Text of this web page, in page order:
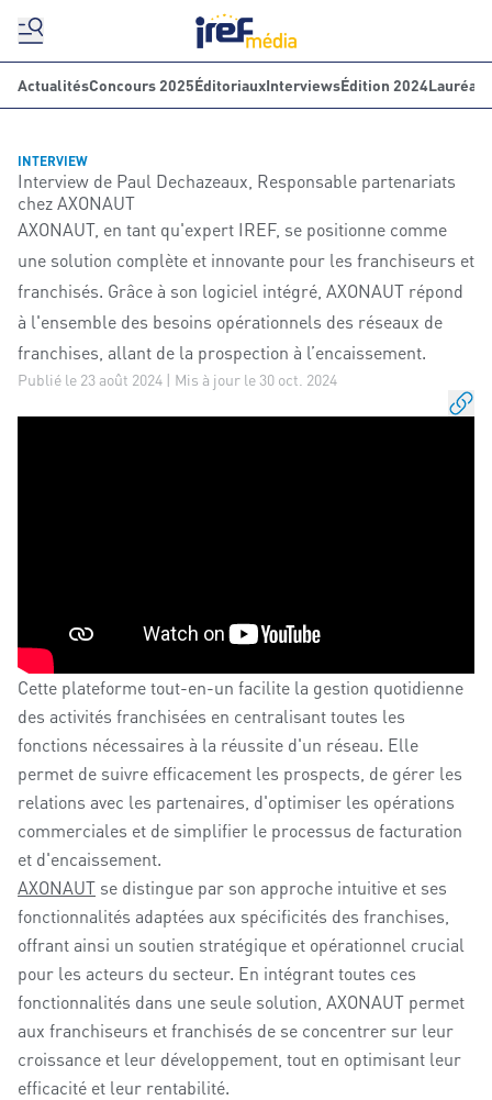
ActualitésConcours 2025ÉditoriauxInterviewsÉdition 2024
INTERVIEW
Interview de Paul Dechazeaux, Responsable partenariats
chez AXONAUT
AXONAUT, en tant qu'expert IREF, se positionne comme
une solution complète et innovante pour les franchiseurs et
franchisés. Grâce à son logiciel intégré, AXONAUT répond
à l'ensemble des besoins opérationnels des réseaux de
franchises, allant de la prospection à l’encaissement.
Publié le 23 août 2024 | Mis à jour le 30 oct. 2024
Cette plateforme tout-en-un facilite la gestion quotidienne
des activités franchisées en centralisant toutes les
fonctions nécessaires à la réussite d'un réseau. Elle
permet de suivre efficacement les prospects, de gérer les
relations avec les partenaires, d'optimiser les opérations
commerciales et de simplifier le processus de facturation
et d'encaissement.
AXONAUT se distingue par son approche intuitive et ses
fonctionnalités adaptées aux spécificités des franchises,
offrant ainsi un soutien stratégique et opérationnel crucial
pour les acteurs du secteur. En intégrant toutes ces
fonctionnalités dans une seule solution, AXONAUT permet
aux franchiseurs et franchisés de se concentrer sur leur
croissance et leur développement, tout en optimisant leur
efficacité et leur rentabilité.